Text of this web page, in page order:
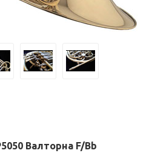
Валторна F/Bb